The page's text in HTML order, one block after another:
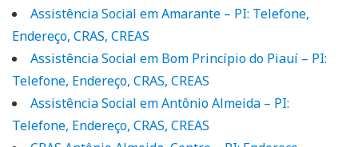
Assistência Social em Amarante – PI: Telefone,
Endereço, CRAS, CREAS
Assistência Social em Bom Princípio do Piauí – PI:
Telefone, Endereço, CRAS, CREAS
Assistência Social em Antônio Almeida – PI:
Telefone, Endereço, CRAS, CREAS